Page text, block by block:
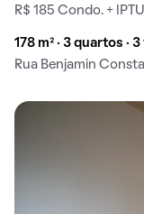
R$ 185 Condo. + IPTU
178 m² · 3 quartos ·
Rua Benjamin